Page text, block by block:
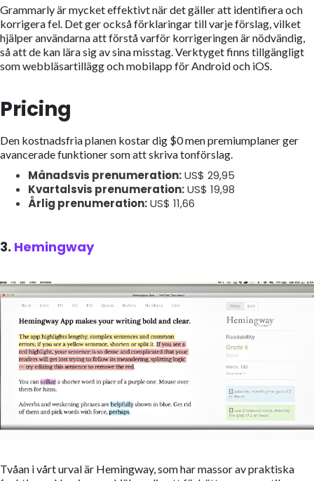
Grammarly är mycket effektivt när det gäller att identifiera och
korrigera fel. Det ger också förklaringar till varje förslag, vilket
hjälper användarna att förstå varför korrigeringen är nödvändig,
så att de kan lära sig av sina misstag. Verktyget finns tillgängligt
som webbläsartillägg och mobilapp för Android och iOS.
Pricing
Den kostnadsfria planen kostar dig $0 men premiumplaner ger
avancerade funktioner som att skriva tonförslag.
Månadsvis prenumeration:US$ 29,95
Kvartalsvis prenumeration:US$ 19,98
Årlig prenumeration:US$ 11,66
3. Hemingway
Tvåan i vårt urval är Hemingway, som har massor av praktiska